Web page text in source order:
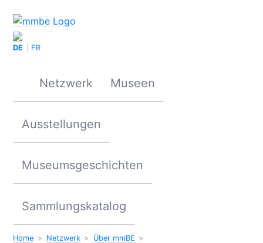
DE FR
Netzwerk Museen
Ausstellungen
Museumsgeschichten
Sammlungskatalog
Home Netzwerk
Über mmBE